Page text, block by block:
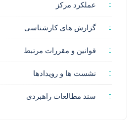
عملکرد مرکز
گزارش های کارشناسی
قوانین و مقررات مرتبط
نشست ها و رویدادها
سند مطالعات راهبردی